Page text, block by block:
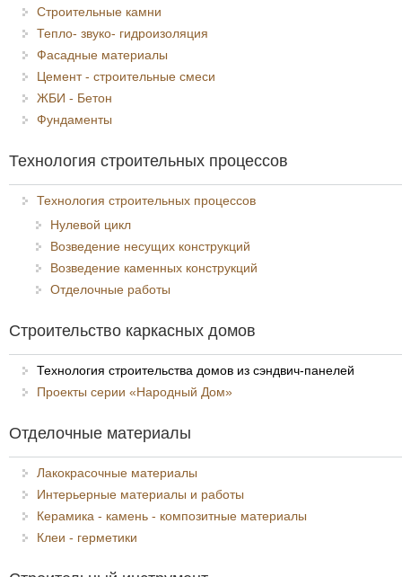
Строительные камни
Тепло- звуко- гидроизоляция
Фасадные материалы
Цемент - строительные смеси
ЖБИ - Бетон
Фундаменты
Технология строительных процессов
Технология строительных процессов
Нулевой цикл
Возведение несущих конструкций
Возведение каменных конструкций
Отделочные работы
Строительство каркасных домов
Технология строительства домов из сэндвич-панелей
Проекты серии «Народный Дом»
Отделочные материалы
Лакокрасочные материалы
Интерьерные материалы и работы
Керамика - камень - композитные материалы
Клеи - герметики